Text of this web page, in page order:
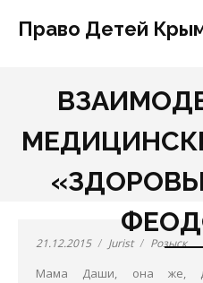
Право Детей
О Нас
наши услуги
вопросы
21.12.2015 Jurist Розыск
Мама Даши, она же,